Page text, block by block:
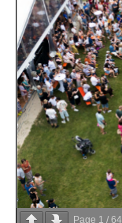
Page 1 / 64